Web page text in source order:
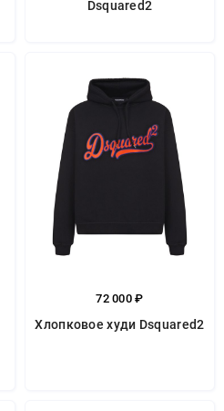
Dsquared2
72 000 ₽
Хлопковое худи Dsquared2